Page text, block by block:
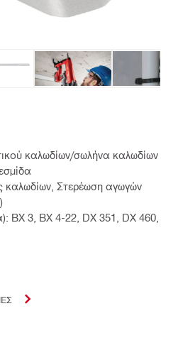
καλωδίων/σωλήνα καλωδίων
καλωδίων, Στερέωση αγωγών
BX 3, BX 4-22, DX 351, DX 460,